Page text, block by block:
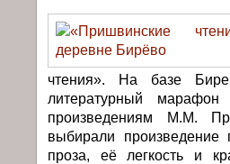
чтения». На базе
литературный
произведениям М.М.
выбирали произведение
проза, её легкость и